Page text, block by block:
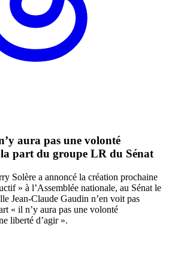
aura pas une volonté
part du groupe LR du Sénat
Solère a annoncé la création prochaine
» à l’Assemblée nationale, au Sénat le
Jean-Claude Gaudin n’en voit pas
« il n’y aura pas une volonté
liberté d’agir ».